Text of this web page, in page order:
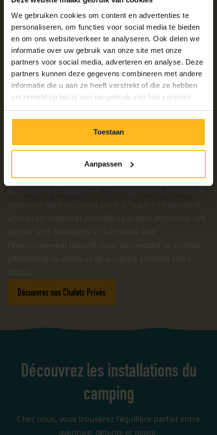
We gebruiken cookies om content en advertenties te
personaliseren, om functies voor social media te bieden
en om ons websiteverkeer te analyseren. Ook delen we
informatie over uw gebruik van onze site met onze
partners voor social media, adverteren en analyse. Deze
partners kunnen deze gegevens combineren met andere
informatie die u aan ze heeft verstrekt of die ze hebben
verzameld op basis van uw gebruik van hun services.
Toestaan
Aanpassen
Découvrez nos Chalets Privés
Découvrez les installations du
camping
Chez nous, vous trouverez l’équilibre parfait entre
aventure, détente et plaisir.